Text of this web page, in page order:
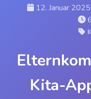
12. Januar
Kita-